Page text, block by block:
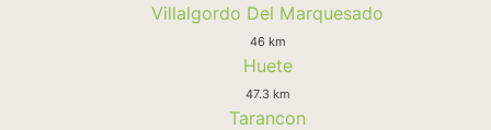
Villalgordo Del Marquesado
46 km
Huete
47.3 km
Tarancon